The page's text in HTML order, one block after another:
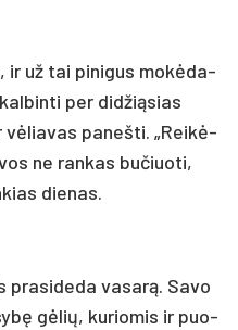
ir už tai pi­ni­gus mo­kė­da­
per di­džią­sias
pa­neš­ti. „Rei­kė­
ne ran­kas bu­čiuo­ti,
die­nas.
pra­si­de­da va­sa­rą. Sa­vo
gė­lių, ku­rio­mis ir puo­